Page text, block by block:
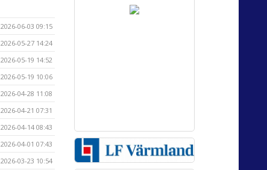
2026-06-03 09:15
2026-05-27 14:24
2026-05-19 14:52
2026-05-19 10:06
2026-04-28 11:08
2026-04-21 07:31
2026-04-14 08:43
2026-04-01 07:43
2026-03-23 10:54